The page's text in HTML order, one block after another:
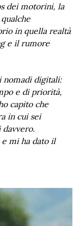
dei motorini, la
in quella realtà
e il rumore
nomadi digitali:
e di priorità,
capito che
in cui sei
e mi ha dato il